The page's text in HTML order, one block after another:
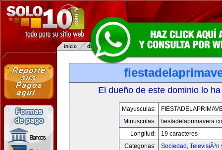
El dueño de este dominio lo
Mayusculas:
Minusculas:
Longitud:
19 caracteres
Categorias:
Sociedad , TelevisiÃ³n